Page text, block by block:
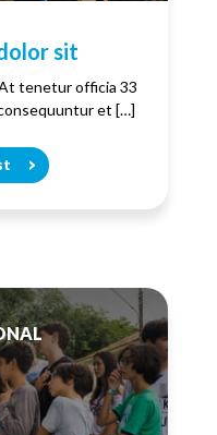
sit
tenetur officia 33
et […]